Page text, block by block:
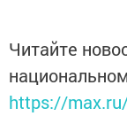
Читайте
https://